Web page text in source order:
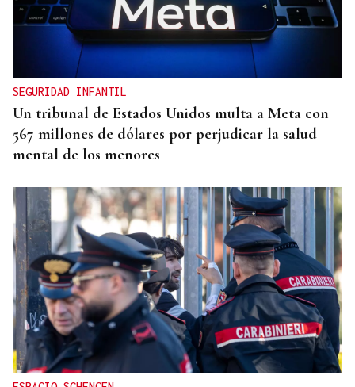
ALTA GAMA
El detenido por el atropello mortal de
Bertamiráns viajó desde Lugo para enfrentar a la
víctima
SEGURIDAD INFANTIL
Un tribunal de Estados Unidos multa a Meta con
567 millones de dólares por perjudicar la salud
mental de los menores